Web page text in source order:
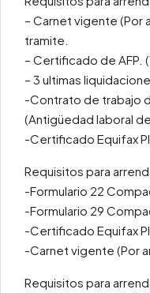
– Carnet vigente (Por
tramite.
– Certificado de AFP.
– 3 ultimas
-Contrato de trabajo
(Antigüedad laboral
-Certificado Equifax
Requisitos para
-Formulario 22
-Formulario 29
-Certificado Equifax
-Carnet vigente (Por
Requisitos para